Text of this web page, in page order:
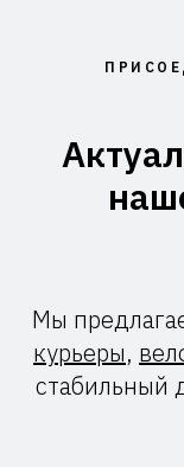
Мы
курьеры,
стабильный